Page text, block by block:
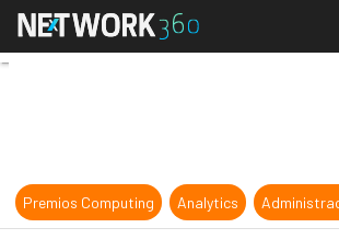
Atos instala el
Premios Computing Analytics